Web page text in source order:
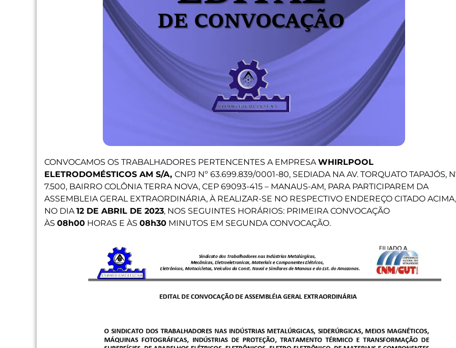
CONVOCAMOS OS TRABALHADORES PERTENCENTES A EMPRESA WHIRLPOOL
ELETRODOMÉSTICOS AM S/A, CNPJ Nº 63.699.839/0001-80, SEDIADA NA AV. TORQUATO TAPAJÓS,
7.500, BAIRRO COLÔNIA TERRA NOVA, CEP 69093-415 – MANAUS-AM, PARA PARTICIPAREM DA
ASSEMBLEIA GERAL EXTRAORDINÁRIA, À REALIZAR-SE NO RESPECTIVO ENDEREÇO CITADO ACIMA,
NO DIA 12 DE ABRIL DE 2023, NOS SEGUINTES HORÁRIOS: PRIMEIRA CONVOCAÇÃO
ÀS 08h00 HORAS E ÀS 08h30 MINUTOS EM SEGUNDA CONVOCAÇÃO.